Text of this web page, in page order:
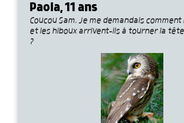
Paola, 11 ans
Coucou Sam. Je me demandais
et les hiboux arrivent-ils à tourner la
?